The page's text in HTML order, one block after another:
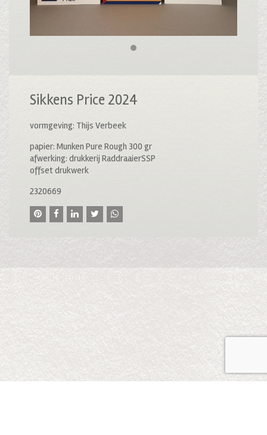
Sikkens Price 2024
vormgeving: Thijs Verbeek
papier: Munken Pure Rough 300 gr
afwerking: drukkerij RaddraaierSSP
offset drukwerk
2320669